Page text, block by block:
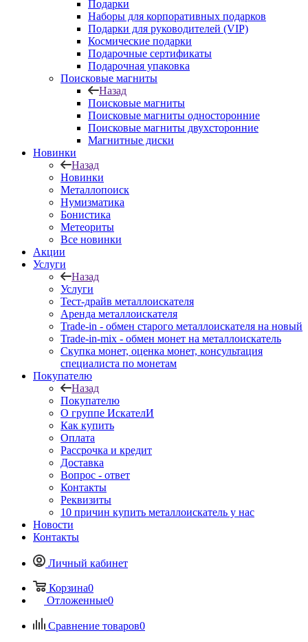
Подарки
Наборы для корпоративных подарков
Подарки для руководителей (VIP)
Космические подарки
Подарочные сертификаты
Подарочная упаковка
Поисковые магниты
Назад
Поисковые магниты
Поисковые магниты односторонние
Поисковые магниты двухсторонние
Магнитные диски
Новинки
Назад
Новинки
Металлопоиск
Нумизматика
Бонистика
Метеориты
Все новинки
Акции
Услуги
Назад
Услуги
Тест-драйв металлоискателя
Аренда металлоискателя
Trade-in - обмен старого металлоискателя на новый
Trade-in-mix - обмен монет на металлоискатель
Скупка монет, оценка монет, консультация
специалиста по монетам
Покупателю
Назад
Покупателю
О группе ИскателИ
Как купить
Оплата
Рассрочка и кредит
Доставка
Вопрос - ответ
Контакты
Реквизиты
10 причин купить металлоискатель у нас
Новости
Контакты
Личный кабинет
Корзина0
Отложенные0
Сравнение товаров0